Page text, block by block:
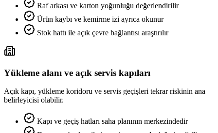
Raf arkası ve karton yoğunluğu değerlendirilir
Ürün kaybı ve kemirme izi ayrıca okunur
Stok hattı ile açık çevre bağlantısı araştırılır
Yükleme alanı ve açık servis kapıları
Açık kapı, yükleme koridoru ve servis geçişleri tekrar riskinin ana
belirleyicisi olabilir.
Kapı ve geçiş hatları saha planının merkezindedir